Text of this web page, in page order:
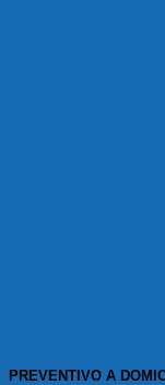
PREVENTIVO A